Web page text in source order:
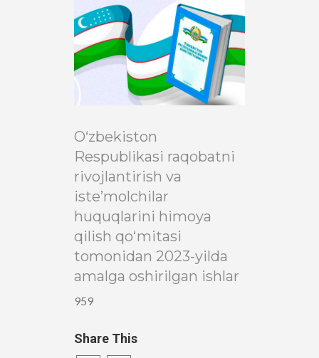
O‘zbekiston
Respublikasi raqobatni
rivojlantirish va
iste’molchilar
huquqlarini himoya
qilish qo‘mitasi
tomonidan 2023-yilda
amalga oshirilgan ishlar
959
Share This